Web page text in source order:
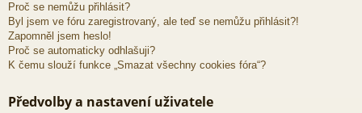
Proč se nemůžu přihlásit?
Byl jsem ve fóru zaregistrovaný, ale teď se nemůžu přihlásit?!
Zapomněl jsem heslo!
Proč se automaticky odhlašuji?
K čemu slouží funkce „Smazat všechny cookies fóra“?
Předvolby a nastavení uživatele